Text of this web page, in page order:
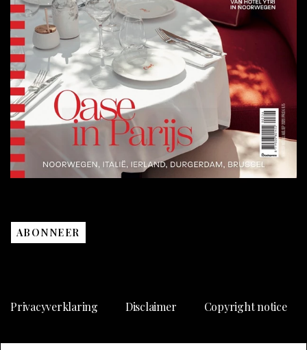
ABONNEER
Privacyverklaring Disclaimer Copyright notice